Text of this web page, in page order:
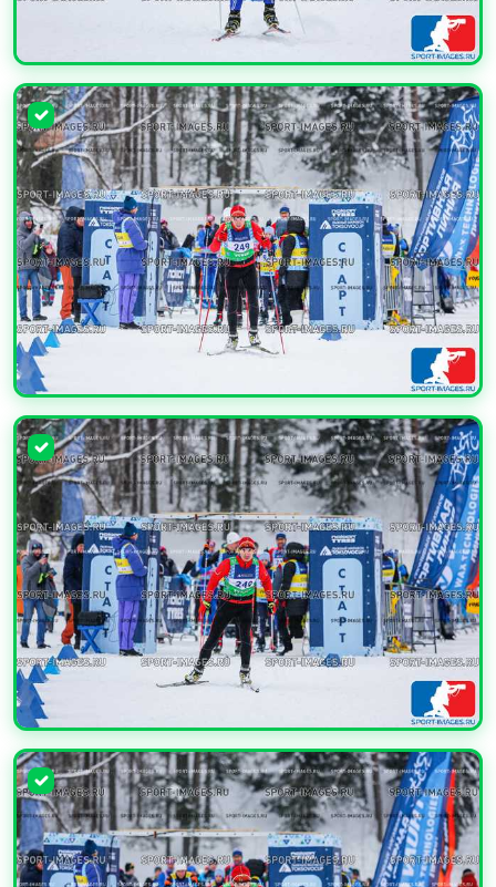
УВЕЛИЧИТЬ
УВЕЛИЧИТЬ
УВЕЛИЧИТЬ